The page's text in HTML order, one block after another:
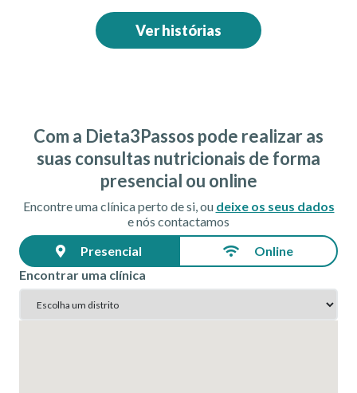
Ver histórias
Com a Dieta3Passos pode realizar as
suas consultas nutricionais de forma
presencial ou online
Encontre uma clínica perto de si, ou deixe os seus dados
e nós contactamos
Presencial
Online
Encontrar uma clínica